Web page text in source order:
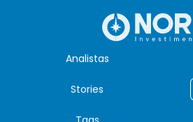
Analistas
Stories